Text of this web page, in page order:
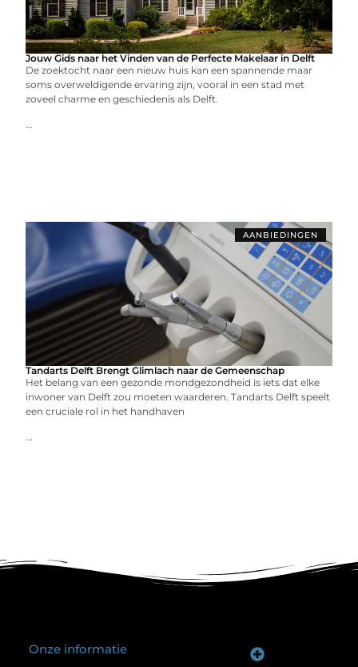
Jouw Gids naar het Vinden van de Perfecte Makelaar in Delft
De zoektocht naar een nieuw huis kan een spannende maar
soms overweldigende ervaring zijn, vooral in een stad met
zoveel charme en geschiedenis als Delft.
...
AANBIEDINGEN
Tandarts Delft Brengt Glimlach naar de Gemeenschap
Het belang van een gezonde mondgezondheid is iets dat elke
inwoner van Delft zou moeten waarderen. Tandarts Delft speelt
een cruciale rol in het handhaven
...
Onze informatie